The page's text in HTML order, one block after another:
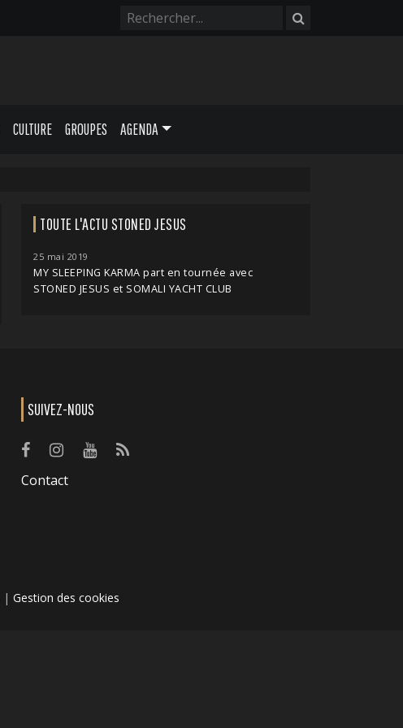
CULTURE GROUPES AGENDA
TOUTE L'ACTU STONED JESUS
25 mai 2019
MY SLEEPING KARMA part en tournée avec
STONED JESUS et SOMALI YACHT CLUB
SUIVEZ-NOUS
Contact
| Gestion des cookies